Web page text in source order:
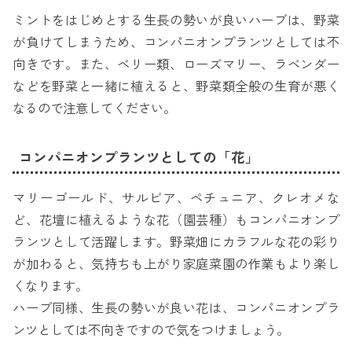
ミントをはじめとする生長の勢いが良いハーブは、野菜
が負けてしまうため、コンパニオンプランツとしては不
向きです。また、ベリー類、ローズマリー、ラベンダー
などを野菜と一緒に植えると、野菜類全般の生育が悪く
なるので注意してください。
コンパニオンプランツとしての「花」
マリーゴールド、サルビア、ペチュニア、クレオメな
ど、花壇に植えるような花（園芸種）もコンパニオンプ
ランツとして活躍します。野菜畑にカラフルな花の彩り
が加わると、気持ちも上がり家庭菜園の作業もより楽し
くなります。
ハーブ同様、生長の勢いが良い花は、コンパニオンプラ
ンツとしては不向きですので気をつけましょう。